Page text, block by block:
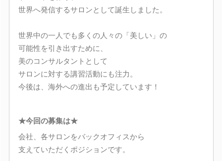
世界へ発信するサロンとして誕生しました。
世界中の一人でも多くの人々の「美しい」の
可能性を引き出すために、
美のコンサルタントとして
サロンに対する講習活動にも注力。
今後は、海外への進出も予定しています！
★今回の募集は★
会社、各サロンをバックオフィスから
支えていただくポジションです。